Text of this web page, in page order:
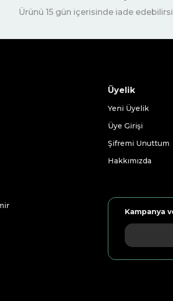
Ürünü 15 gün içerisinde iade
Üyelik
Yeni Üyelik
Üye Girişi
Şifremi Unuttum
Hakkımızda
Kampanya